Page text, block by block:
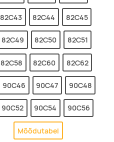
82C43 82C44 82C45
82C49 82C50 82C51
82C58 82C60 82C62
90C46 90C47 90C48
90C52 90C54 90C56
Mõõdutabel